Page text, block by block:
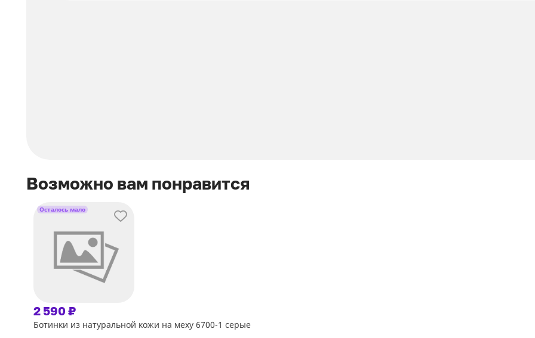
Возможно вам понравится
Осталось мало
2 590 ₽
Ботинки из натуральной кожи на меху 6700-1 серые